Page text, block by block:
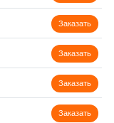
Заказать
Заказать
Заказать
Заказать